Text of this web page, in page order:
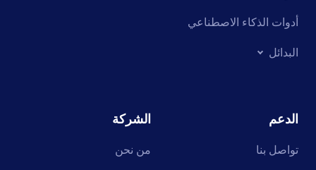
أدوات الذكاء الاصطناعي
البدائل
الدعم
تواصل بنا
الشركة
من نحن